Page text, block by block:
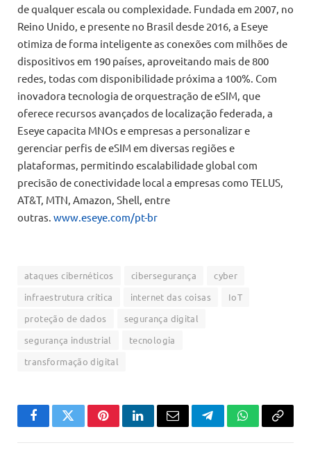
de qualquer escala ou complexidade. Fundada em 2007, no
Reino Unido, e presente no Brasil desde 2016, a Eseye
otimiza de forma inteligente as conexões com milhões de
dispositivos em 190 países, aproveitando mais de 800
redes, todas com disponibilidade próxima a 100%. Com
inovadora tecnologia de orquestração de eSIM, que
oferece recursos avançados de localização federada, a
Eseye capacita MNOs e empresas a personalizar e
gerenciar perfis de eSIM em diversas regiões e
plataformas, permitindo escalabilidade global com
precisão de conectividade local a empresas como TELUS,
AT&T, MTN, Amazon, Shell, entre
outras. www.eseye.com/pt-br
ataques cibernéticos cibersegurança
cyber
infraestrutura crítica
internet das coisas
IoT
proteção de dados
segurança digital
segurança industrial
tecnologia
transformação digital
FacebookTwitterPinterestLinkedInEmail TelegramWhatsApp
Copiar